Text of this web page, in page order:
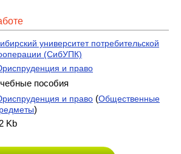
университет потребительской
(СибУПК)
и право
пособия
и право (Общественные
)
Kb